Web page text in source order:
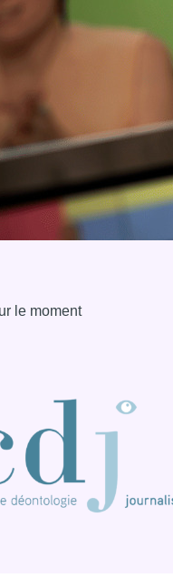
le moment